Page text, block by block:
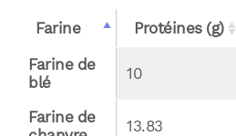
Farine Protéines (g)
Farine de
blé
10
Farine de
13.83